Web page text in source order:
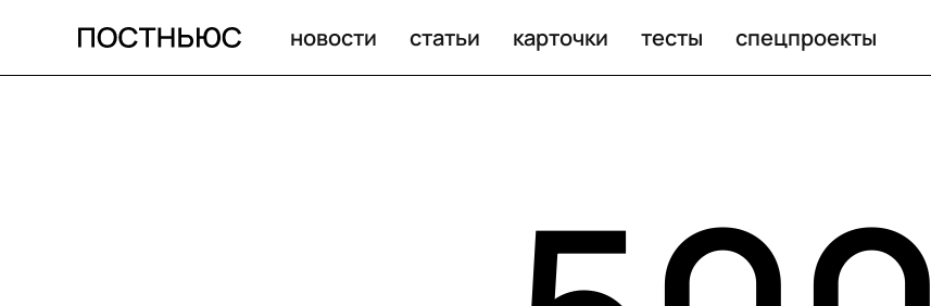
новости статьи карточки тесты спецпроекты